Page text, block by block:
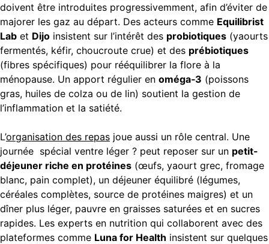
doivent être introduites progressivemment, afin d’éviter de
majorer les gaz au départ. Des acteurs comme Equilibrist
Lab et Dijo insistent sur l’intérêt des probiotiques (yaourts
fermentés, kéfir, choucroute crue) et des prébiotiques
(fibres spécifiques) pour rééquilibrer la flore à la
ménopause. Un apport régulier en oméga‑3 (poissons
gras, huiles de colza ou de lin) soutient la gestion de
l’inflammation et la satiété.
L’organisation des repas joue aussi un rôle central. Une
journée spécial ventre léger ? peut reposer sur un petit-
déjeuner riche en protéines (œufs, yaourt grec, fromage
blanc, pain complet), un déjeuner équilibré (légumes,
céréales complètes, source de protéines maigres) et un
dîner plus léger, pauvre en graisses saturées et en sucres
rapides. Les experts en nutrition qui collaborent avec des
plateformes comme Luna for Health insistent sur quelques